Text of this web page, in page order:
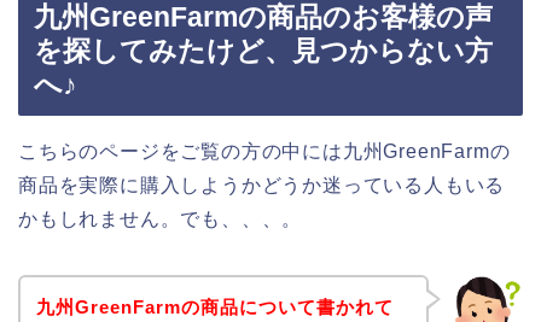
九州GreenFarmの商品のお客様の声
を探してみたけど、見つからない方
へ♪
こちらのページをご覧の方の中には九州GreenFarmの
商品を実際に購入しようかどうか迷っている人もいる
かもしれません。でも、、、。
九州GreenFarmの商品について書かれて